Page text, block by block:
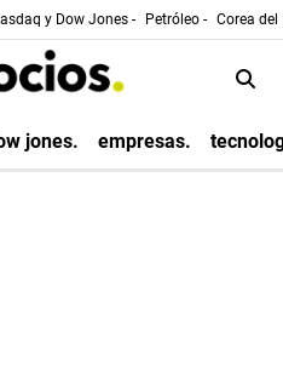
y Dow Jones - Petróleo - Corea
jones. empresas.